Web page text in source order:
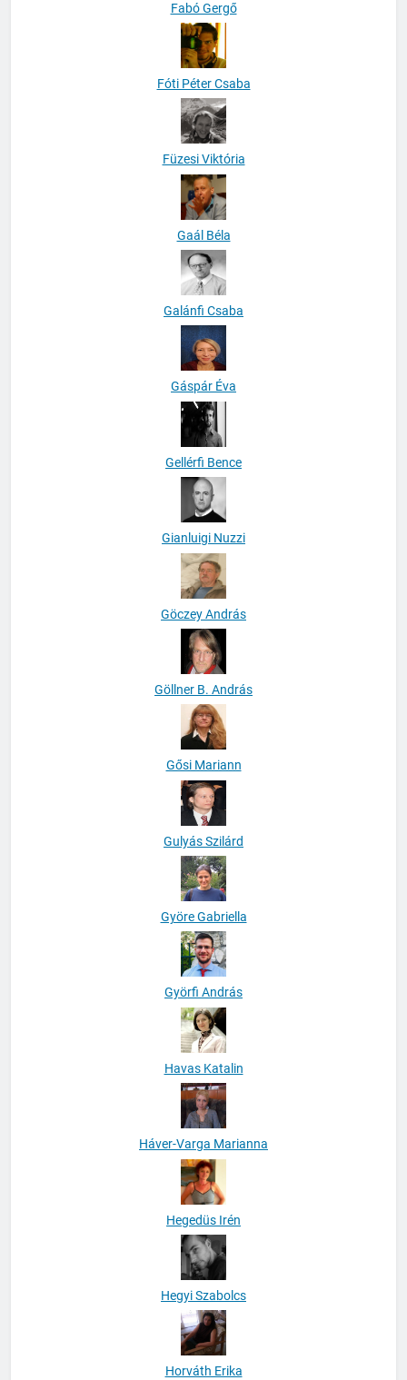
Fabó Gergő
Fóti Péter Csaba
Füzesi Viktória
Gaál Béla
Galánfi Csaba
Gáspár Éva
Gellérfi Bence
Gianluigi Nuzzi
Göczey András
Göllner B. András
Gősi Mariann
Gulyás Szilárd
Györe Gabriella
Györfi András
Havas Katalin
Háver-Varga Marianna
Hegedüs Irén
Hegyi Szabolcs
Horváth Erika